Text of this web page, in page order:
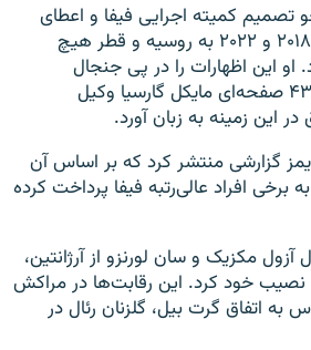
تصمیم کمیته اجرایی فیفا و اعطای
میزبانی جام‌های جهانی ۲۰۱۸ و ۲۰۲۲ به روسیه و قطر هیچ
او این اظهارات را در پی جنجال
رسانه‌ای بر سر گزارش ۴۳۰ صفحه‌ای مایکل گارسیا وکیل
این زمینه به زبان آورد.
گزارشی منتشر کرد که بر اساس آن
برخی افراد عالی‌رتبه فیفا پرداخت کرده
آزول مکزیک و سان لورنزو از آرژانتین،
نصیب خود کرد. این رقابت‌ها در مراکش
به اتفاق گرت بیل، گلزنان رئال در